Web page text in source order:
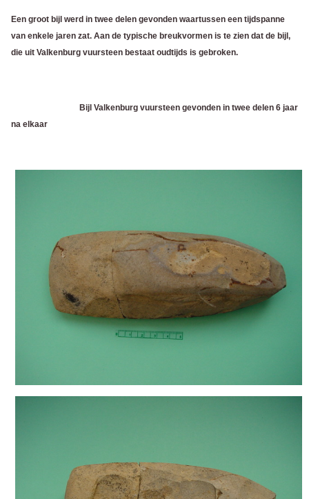
Een groot bijl werd in twee delen gevonden waartussen een tijdspanne
van enkele jaren zat. Aan de typische breukvormen is te zien dat de bijl,
die uit Valkenburg vuursteen bestaat oudtijds is gebroken.
Bijl Valkenburg vuursteen gevonden in twee delen 6 jaar
na elkaar